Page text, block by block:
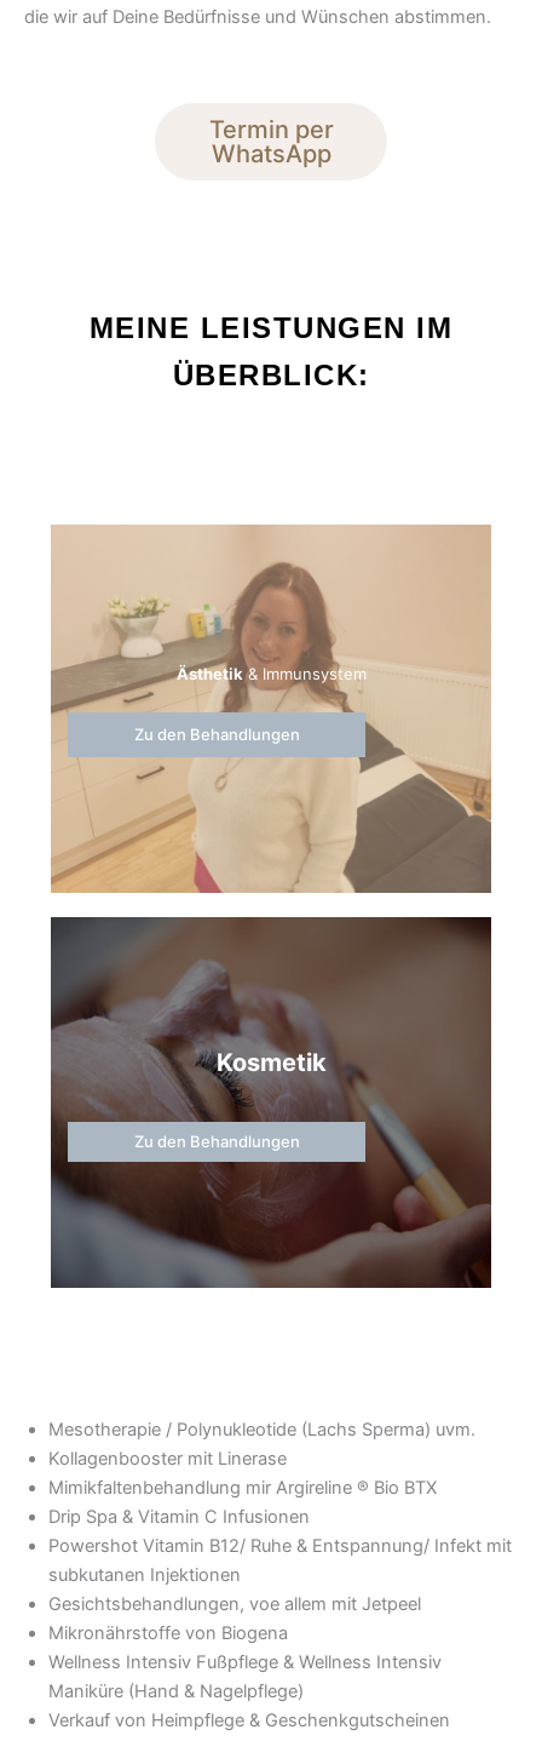
die wir auf Deine Bedürfnisse und Wünschen abstimmen.
Termin per
WhatsApp
MEINE LEISTUNGEN IM
ÜBERBLICK:
Ästhetik& Immunsystem
Zu den Behandlungen
Kosmetik
Zu den Behandlungen
Mesotherapie / Polynukleotide (Lachs Sperma) uvm.
Kollagenbooster mit Linerase
Mimikfaltenbehandlung mir Argireline ® Bio BTX
Drip Spa & Vitamin C Infusionen
Powershot Vitamin B12/ Ruhe & Entspannung/ Infekt mit
subkutanen Injektionen
Gesichtsbehandlungen, voe allem mit Jetpeel
Mikronährstoffe von Biogena
Wellness Intensiv Fußpflege & Wellness Intensiv
Maniküre (Hand & Nagelpflege)
Verkauf von Heimpflege & Geschenkgutscheinen